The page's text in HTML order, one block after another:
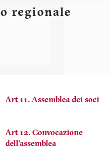
regionale
Art 11. Assemblea dei soci
Art 12. Convocazione
dell'assemblea